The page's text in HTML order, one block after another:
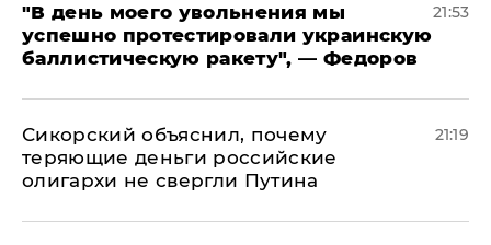
​"В день моего увольнения мы
успешно протестировали украинскую
баллистическую ракету", — Федоров
21:53
Сикорский объяснил, почему
теряющие деньги российские
олигархи не свергли Путина
21:19